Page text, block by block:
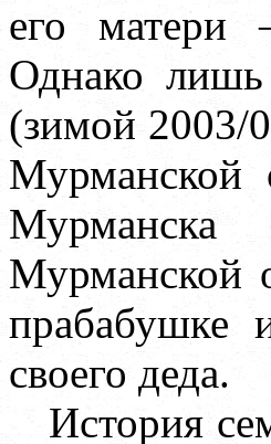
его матери
Однако лишь
(зимой 2003/
Мурманской
Мурманска
Мурманской
прабабушке
своего деда.
История